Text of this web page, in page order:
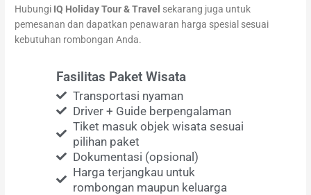
Hubungi IQ Holiday Tour & Travel sekarang juga untuk
pemesanan dan dapatkan penawaran harga spesial sesuai
kebutuhan rombongan Anda.
Fasilitas Paket Wisata
Transportasi nyaman
Driver + Guide berpengalaman
Tiket masuk objek wisata sesuai
pilihan paket
Dokumentasi (opsional)
Harga terjangkau untuk
rombongan maupun keluarga